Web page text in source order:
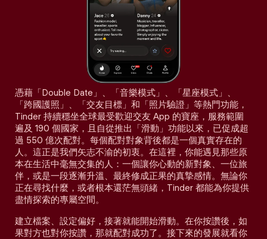
憑藉「Double Date」、「音樂模式」、「星座模式」、
「跨國護照」、「交友目標」和「照片驗證」等熱門功能，
Tinder 持續穩坐全球最受歡迎交友 App 的寶座，服務範圍
遍及 190 個國家，且自從推出「滑動」功能以來，已促成超
過 550 億次配對。每個配對對象背後都是一個真實存在的
人。這正是我們矢志不渝的初衷。在這裡，你能遇見那些原
本在生活中毫無交集的人：一個讓你心動的新對象、一位旅
伴，或是一段逐漸升溫、最終修成正果的真摯感情。無論你
正在尋找什麼，或者根本還茫無頭緒，Tinder 都能為你提供
盡情探索的專屬空間。
建立檔案、設定偏好，接著就能開始滑動。在你按讚後，如
果對方也對你按讚，那就配對成功了。接下來的發展就看你